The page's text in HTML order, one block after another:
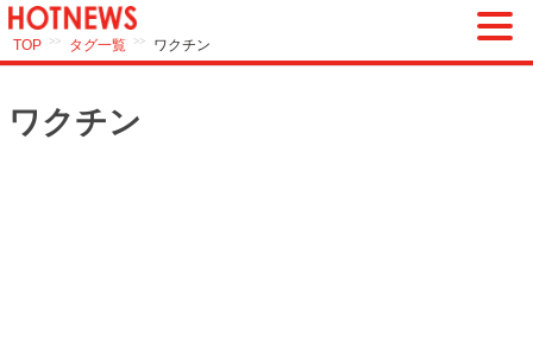
TOP >> タグ一覧 >> ワクチン
ワクチン